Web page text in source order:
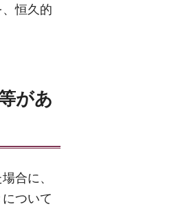
恒久的
があ
合に、
ついて